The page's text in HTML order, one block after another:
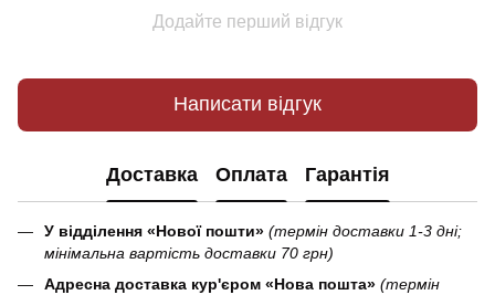
Додайте перший відгук
Написати відгук
Доставка Оплата Гарантія
У відділення «Нової пошти» (термін доставки 1-3 дні;
мінімальна вартість доставки 70 грн)
Адресна доставка кур'єром «Нова пошта» (термін